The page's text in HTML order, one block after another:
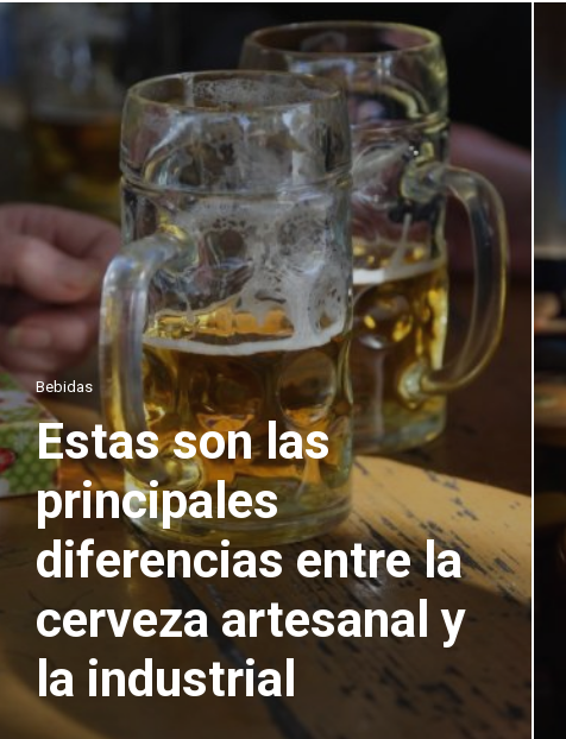
Bebidas
Estas son las
principales
diferencias entre la
cerveza artesanal y
la industrial